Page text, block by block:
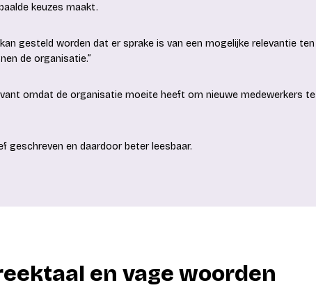
keuzes maakt.
gesteld worden dat er sprake is van een mogelijke relevantie ten
de organisatie.”
omdat de organisatie moeite heeft om nieuwe medewerkers te
geschreven en daardoor beter leesbaar.
en vage woorden